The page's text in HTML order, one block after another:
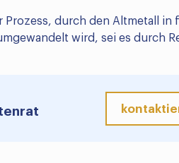
Prozess, durch den Altmetall in
wird, sei es durch